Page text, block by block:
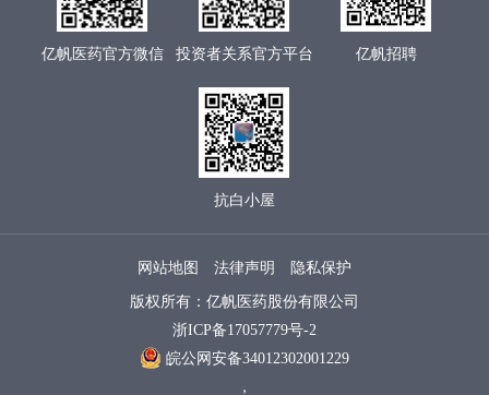
亿帆医药官方微信 投资者关系官方平台 亿帆招聘
抗白小屋
网站地图 法律声明 隐私保护
版权所有：亿帆医药股份有限公司
浙ICP备17057779号-2
皖公网安备34012302001229
，